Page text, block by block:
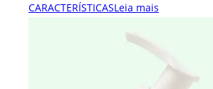
CARACTERÍSTICASLeia mais